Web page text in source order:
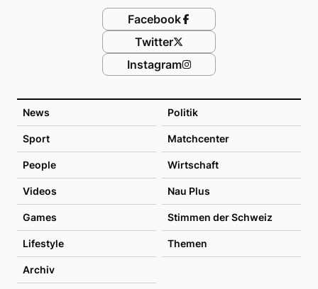
News Politik
Sport Matchcenter
People Wirtschaft
Videos Nau Plus
Games Stimmen der Schweiz
Lifestyle Themen
Archiv
Facebook
Twitter
Instagram